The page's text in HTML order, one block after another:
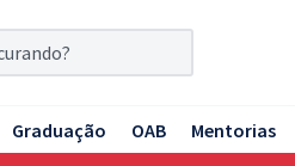
Graduação OAB Mentorias